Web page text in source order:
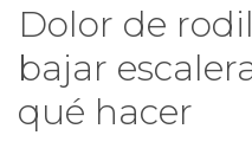
Dolor de
bajar
qué hacer